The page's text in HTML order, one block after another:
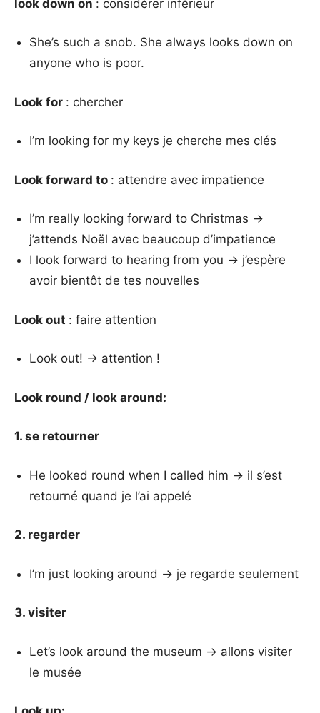
look down on : considérer inférieur
She’s such a snob. She always looks down on
anyone who is poor.
Look for : chercher
I’m looking for my keys je cherche mes clés
Look forward to : attendre avec impatience
I’m really looking forward to Christmas →
j’attends Noël avec beaucoup d’impatience
I look forward to hearing from you → j’espère
avoir bientôt de tes nouvelles
Look out : faire attention
Look out! → attention !
Look round / look around:
1. se retourner
He looked round when I called him → il s’est
retourné quand je l’ai appelé
2. regarder
I’m just looking around → je regarde seulement
3. visiter
Let’s look around the museum → allons visiter
le musée